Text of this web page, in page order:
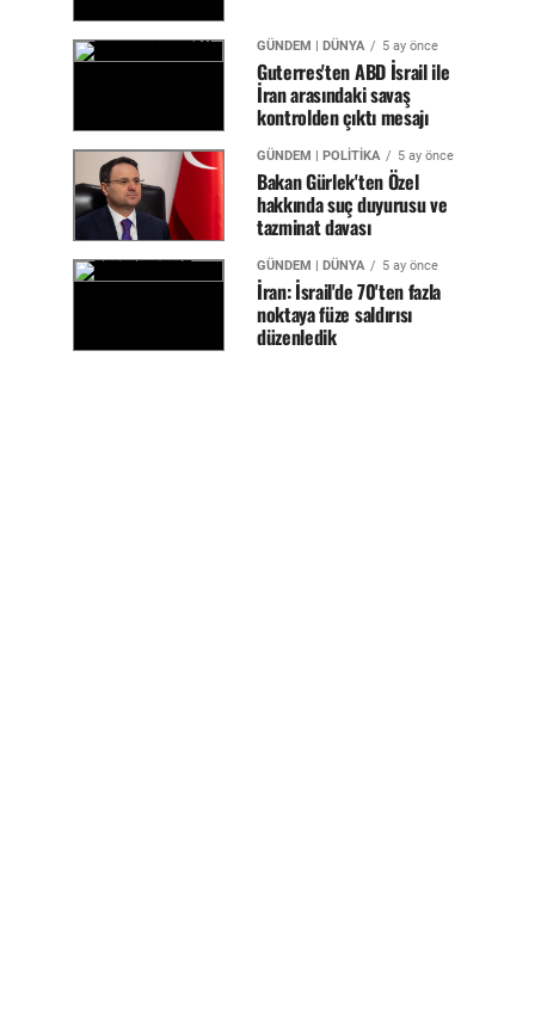
GÜNDEM | DÜNYA 5 ay önce
Guterres'ten ABD İsrail ile
İran arasındaki savaş
kontrolden çıktı mesajı
GÜNDEM | POLİTİKA 5 ay önce
Bakan Gürlek'ten Özel
hakkında suç duyurusu ve
tazminat davası
GÜNDEM | DÜNYA 5 ay önce
İran: İsrail'de 70'ten fazla
noktaya füze saldırısı
düzenledik